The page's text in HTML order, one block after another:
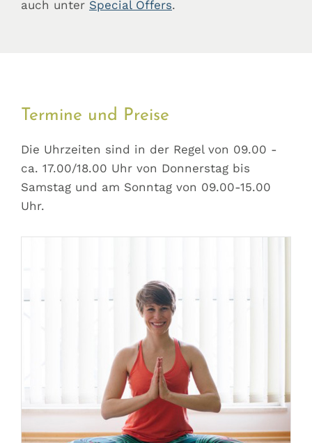
auch unter Special Offers.
Termine und Preise
Die Uhrzeiten sind in der Regel von 09.00 -
ca. 17.00/18.00 Uhr von Donnerstag bis
Samstag und am Sonntag von 09.00-15.00
Uhr.